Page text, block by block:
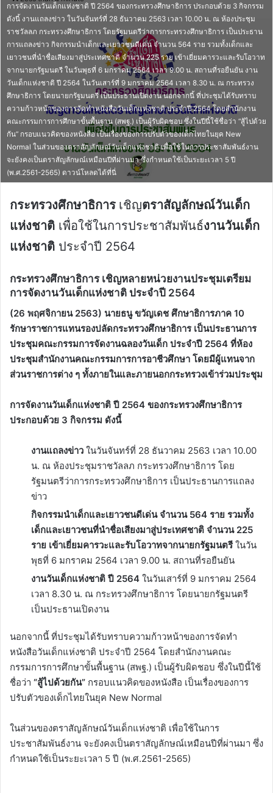
email
การจัดงานวันเด็กแห่งชาติ ปี 2564 ของกระทรวงศึกษาธิการ ประกอบด้วย 3 กิจกรรม
ดังนี้ งานแถลงข่าว ในวันจันทร์ที่ 28 ธันวาคม 2563 เวลา 10.00 น. ณ ห้องประชุม
ราชวัลลภ กระทรวงศึกษาธิการ โดยรัฐมนตรีว่าการกระทรวงศึกษาธิการ เป็นประธาน
การแถลงข่าว กิจกรรมนำเด็กและเยาวชนดีเด่น จำนวน 564 ราย รวมทั้งเด็กและ
เยาวชนที่นำชื่อเสียงมาสู่ประเทศชาติ จำนวน 225 ราย เข้าเยี่ยมคารวะและรับโอวาท
จากนายกรัฐมนตรี ในวันพุธที่ 6 มกราคม 2564 เวลา 9.00 น. สถานที่รอยืนยัน งาน
วันเด็กแห่งชาติ ปี 2564 ในวันเสาร์ที่ 9 มกราคม 2564 เวลา 8.30 น. ณ กระทรวง
ศึกษาธิการ โดยนายกรัฐมนตรี เป็นประธานเปิดงาน นอกจากนี้ ที่ประชุมได้รับทราบ
ความก้าวหน้าของการจัดทำหนังสือวันเด็กแห่งชาติ ประจำปี 2564 โดยสำนักงาน
คณะกรรมการการศึกษาขั้นพื้นฐาน (สพฐ.) เป็นผู้รับผิดชอบ ซึ่งในปีนี้ใช้ชื่อว่า “สู้ไปด้วย
กัน” กรอบแนวคิดของหนังสือ เป็นเรื่องของการปรับตัวของเด็กไทยในยุค New
Normal ในส่วนของตราสัญลักษณ์วันเด็กแห่งชาติ เพื่อใช้ในการประชาสัมพันธ์งาน
จะยังคงเป็นตราสัญลักษณ์เหมือนปีที่ผ่านมา ซึ่งกำหนดใช้เป็นระยะเวลา 5 ปี
(พ.ศ.2561-2565) ดาวน์โหลดได้ที่นี่
กระทรวงศึกษาธิการ เชิญตราสัญลักษณ์วันเด็ก
แห่งชาติ เพื่อใช้ในการประชาสัมพันธ์งานวันเด็ก
แห่งชาติ ประจำปี 2564
กระทรวงศึกษาธิการ เชิญหลายหน่วยงานประชุมเตรียม
การจัดงานวันเด็กแห่งชาติ ประจำปี 2564
(26 พฤศจิกายน 2563) นายธนู ขวัญเดช ศึกษาธิการภาค 10
รักษาราชการแทนรองปลัดกระทรวงศึกษาธิการ เป็นประธานการ
ประชุมคณะกรรมการจัดงานฉลองวันเด็ก ประจำปี 2564 ที่ห้อง
ประชุมสำนักงานคณะกรรมการการอาชีวศึกษา โดยมีผู้แทนจาก
ส่วนราชการต่าง ๆ ทั้งภายในและภายนอกกระทรวงเข้าร่วมประชุม
การจัดงานวันเด็กแห่งชาติ ปี 2564 ของกระทรวงศึกษาธิการ
ประกอบด้วย 3 กิจกรรม ดังนี้
งานแถลงข่าว ในวันจันทร์ที่ 28 ธันวาคม 2563 เวลา 10.00
น. ณ ห้องประชุมราชวัลลภ กระทรวงศึกษาธิการ โดย
รัฐมนตรีว่าการกระทรวงศึกษาธิการ เป็นประธานการแถลง
ข่าว
กิจกรรมนำเด็กและเยาวชนดีเด่น จำนวน 564 ราย รวมทั้ง
เด็กและเยาวชนที่นำชื่อเสียงมาสู่ประเทศชาติ จำนวน 225
ราย เข้าเยี่ยมคารวะและรับโอวาทจากนายกรัฐมนตรีในวัน
พุธที่ 6 มกราคม 2564 เวลา 9.00 น. สถานที่รอยืนยัน
งานวันเด็กแห่งชาติ ปี 2564 ในวันเสาร์ที่ 9 มกราคม 2564
เวลา 8.30 น. ณ กระทรวงศึกษาธิการ โดยนายกรัฐมนตรี
เป็นประธานเปิดงาน
นอกจากนี้ ที่ประชุมได้รับทราบความก้าวหน้าของการจัดทำ
หนังสือวันเด็กแห่งชาติ ประจำปี 2564 โดยสำนักงานคณะ
กรรมการการศึกษาขั้นพื้นฐาน (สพฐ.) เป็นผู้รับผิดชอบ ซึ่งในปีนี้ใช้
ชื่อว่า “สู้ไปด้วยกัน” กรอบแนวคิดของหนังสือ เป็นเรื่องของการ
ปรับตัวของเด็กไทยในยุค New Normal
ในส่วนของตราสัญลักษณ์วันเด็กแห่งชาติ เพื่อใช้ในการ
ประชาสัมพันธ์งาน จะยังคงเป็นตราสัญลักษณ์เหมือนปีที่ผ่านมา ซึ่ง
กำหนดใช้เป็นระยะเวลา 5 ปี (พ.ศ.2561-2565)